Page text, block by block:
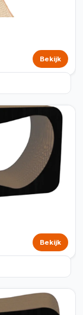
Bekijk
Bekijk